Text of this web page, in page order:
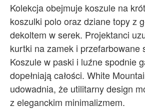
Kolekcja obejmuje koszule na
koszulki polo oraz dziane topy z
dekoltem w serek. Projektanci
kurtki na zamek i przefarbowane
Koszule w paski i luźne spodnie
dopełniają całości. White
udowadnia, że utilitarny design
z eleganckim minimalizmem.